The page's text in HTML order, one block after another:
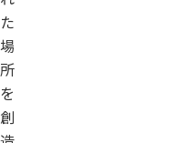
た
場
所
を
創